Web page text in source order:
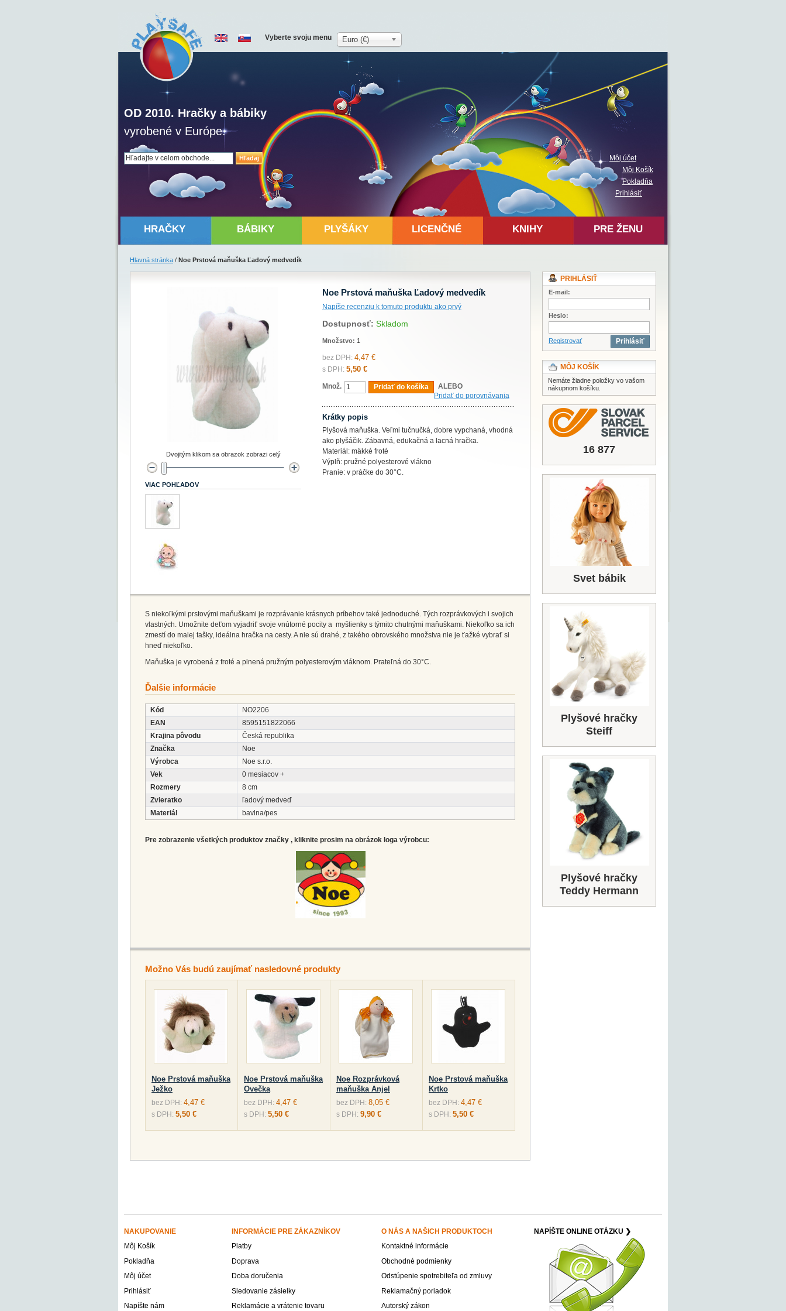
Hľadaj
OD 2010. Hračky a bábiky
vyrobené v Európe.
Môj účet
Môj Košík
Pokladňa
Prihlásiť
Vyberte svoju menu Euro (€)
HRAČKY BÁBIKY PLYŠÁKY LICENČNÉ KNIHY PRE ŽENU
Hlavná stránka / Noe Prstová maňuška Ľadový medvedík
Noe Prstová maňuška Ľadový medvedík
Napíše recenziu k tomuto produktu ako prvý
Dostupnosť: Skladom
Množstvo: 1
bez DPH: 4,47 €
s DPH: 5,50 €
Množ. Pridať do košíka
ALEBO
Pridať do porovnávania
Krátky popis
Plyšová maňuška. Veľmi tučnučká, dobre vypchaná, vhodná
ako plyšáčik. Zábavná, edukačná a lacná hračka.
Materiál: mäkké froté
Výplň: pružné polyesterové vlákno
Pranie: v práčke do 30°C.
Dvojitým klikom sa obrazok zobrazi celý
VIAC POHĽADOV
S niekoľkými prstovými maňuškami je rozprávanie krásnych príbehov také jednoduché. Tých rozprávkových i svojich
vlastných. Umožnite deťom vyjadriť svoje vnútorné pocity a myšlienky s týmito chutnými maňuškami. Niekoľko sa ich
zmestí do malej tašky, ideálna hračka na cesty. A nie sú drahé, z takého obrovského množstva nie je ťažké vybrať si
hneď niekoľko.
Maňuška je vyrobená z froté a plnená pružným polyesterovým vláknom. Prateľná do 30°C.
Ďalšie informácie
Kód
NO2206
EAN
8595151822066
Krajina pôvodu
Česká republika
Značka
Noe
Výrobca
Noe s.r.o.
Vek
0 mesiacov +
Rozmery
8 cm
Zvieratko
ľadový medveď
Materiál
bavlna/pes
Pre zobrazenie všetkých produktov značky , kliknite prosim na obrázok loga výrobcu:
Možno Vás budú zaujímať nasledovné produkty
Noe Prstová maňuška
Ježko
bez DPH: 4,47 €
s DPH: 5,50 €
Noe Prstová maňuška
Ovečka
bez DPH: 4,47 €
s DPH: 5,50 €
Noe Rozprávková
maňuška Anjel
bez DPH: 8,05 €
s DPH: 9,90 €
Noe Prstová maňuška
Krtko
bez DPH: 4,47 €
s DPH: 5,50 €
PRIHLÁSIŤ
E-mail:
Heslo:
Registrovať Prihlásiť
MÔJ KOŠÍK
Nemáte žiadne položky vo vašom
nákupnom košíku.
16 877
Svet bábik
Plyšové hračky
Steiff
Plyšové hračky
Teddy Hermann
NAKUPOVANIE INFORMÁCIE PRE ZÁKAZNÍKOV O NÁS A NAŠICH PRODUKTOCH
NAPÍŠTE ONLINE OTÁZKU ❯
Môj Košík
Platby
Kontaktné informácie
Pokladňa
Doprava
Obchodné podmienky
Môj účet
Doba doručenia
Odstúpenie spotrebiteľa od zmluvy
Prihlásiť
Sledovanie zásielky
Reklamačný poriadok
Napíšte nám
Reklamácie a vrátenie tovaru Autorský zákon